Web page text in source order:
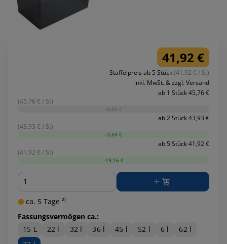
41,92 €
Staffelpreis ab 5 Stück(41.92 € / St)
inkl. MwSt. & zzgl. Versand
ab 1 Stück 45,76 €
(45.76 € / St)
-0,00 €
ab 2 Stück 43,93 €
(43.93 € / St)
-3,64 €
ab 5 Stück 41,92 €
(41.92 € / St)
-19,16 €
Menge
ca. 5 Tage ²⁾
Fassungsvermögen ca.:
15 L
22 l 32 l 36 l 45 l 52 l 6 l
62 l